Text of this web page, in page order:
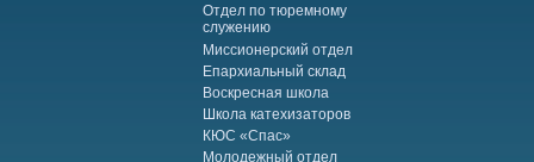
Отдел по тюремному
служению
Миссионерский отдел
Епархиальный склад
Воскресная школа
Школа катехизаторов
КЮС «Спас»
Молодежный отдел